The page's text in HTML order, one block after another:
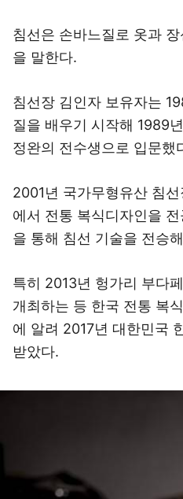
침선은 손바느질로 옷과
을 말한다.
침선장 김인자 보유자는
질을 배우기 시작해 1989
정완의 전수생으로 입문했
2001년 국가무형유산 침
에서 전통 복식디자인을
을 통해 침선 기술을 전승
특히 2013년 헝가리 부다
개최하는 등 한국 전통 복
에 알려 2017년 대한민국
받았다.